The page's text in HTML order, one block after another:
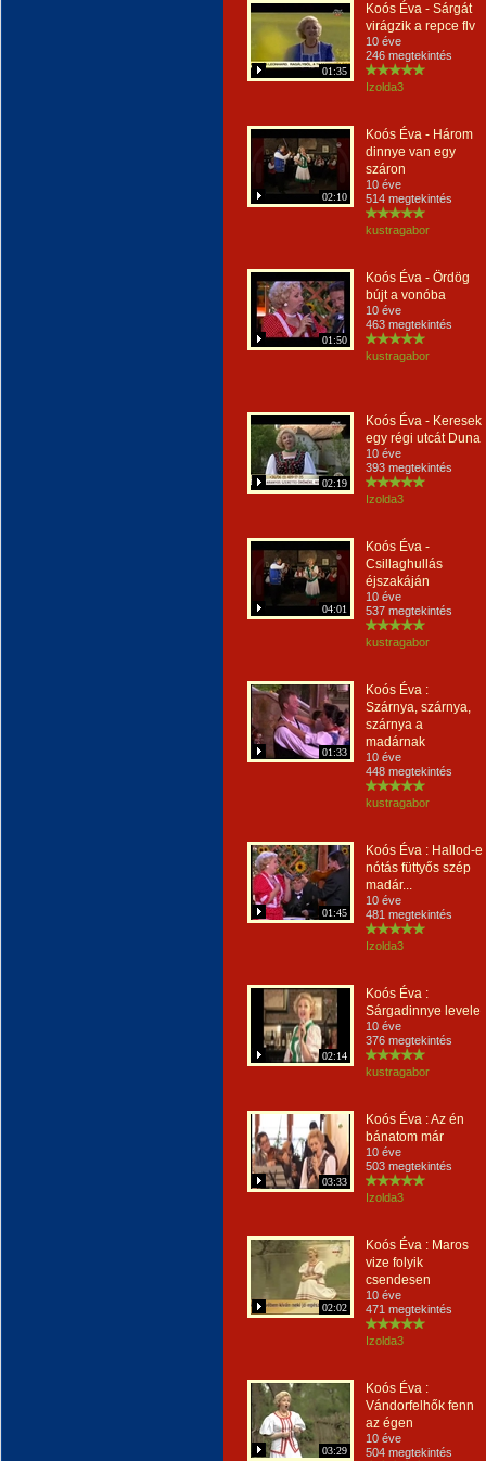
01:35
Koós Éva - Sárgát
virágzik a repce flv
10 éve
246 megtekintés
Izolda3
02:10
Koós Éva - Három
dinnye van egy
száron
10 éve
514 megtekintés
kustragabor
01:50
Koós Éva - Ördög
bújt a vonóba
10 éve
463 megtekintés
kustragabor
02:19
Koós Éva - Keresek
egy régi utcát Duna
10 éve
393 megtekintés
Izolda3
04:01
Koós Éva -
Csillaghullás
éjszakáján
10 éve
537 megtekintés
kustragabor
01:33
Koós Éva :
Szárnya, szárnya,
szárnya a
madárnak
10 éve
448 megtekintés
kustragabor
01:45
Koós Éva : Hallod-e
nótás füttyős szép
madár...
10 éve
481 megtekintés
Izolda3
02:14
Koós Éva :
Sárgadinnye levele
10 éve
376 megtekintés
kustragabor
03:33
Koós Éva : Az én
bánatom már
10 éve
503 megtekintés
Izolda3
02:02
Koós Éva : Maros
vize folyik
csendesen
10 éve
471 megtekintés
Izolda3
03:29
Koós Éva :
Vándorfelhők fenn
az égen
10 éve
504 megtekintés